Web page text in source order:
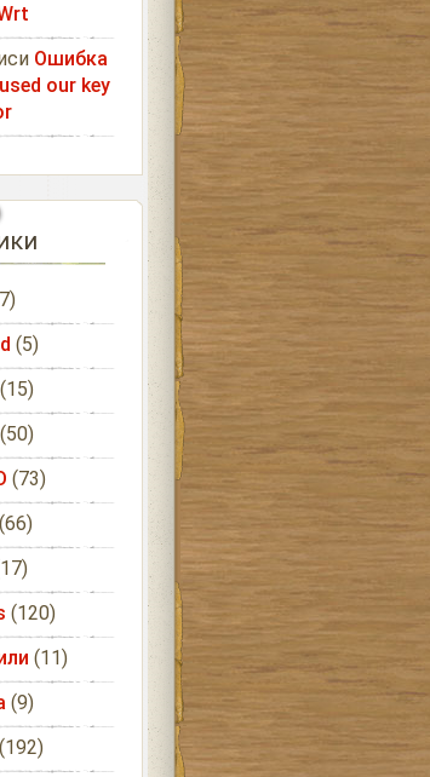
Ошибка
our key
(5)
(15)
(50)
(73)
(66)
(120)
(11)
(9)
(192)